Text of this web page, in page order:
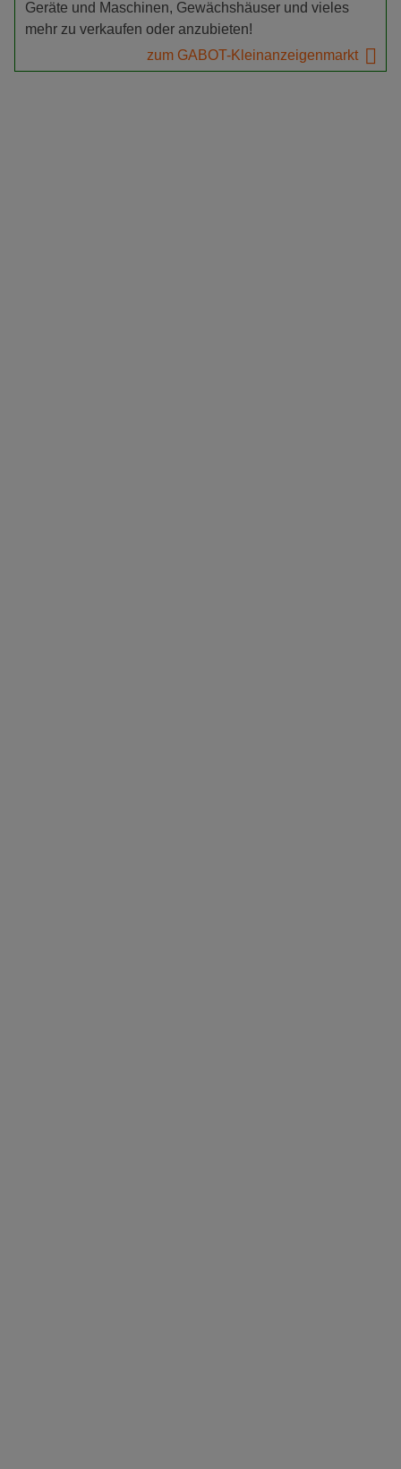
Geräte und Maschinen, Gewächshäuser und vieles
mehr zu verkaufen oder anzubieten!
zum GABOT-Kleinanzeigenmarkt